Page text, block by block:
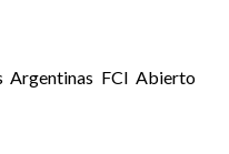
Argentinas FCI Abierto